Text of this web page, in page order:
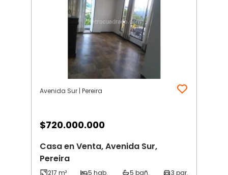
Avenida Sur | Pereira
$720.000.000
Casa en Venta, Avenida Sur,
Pereira